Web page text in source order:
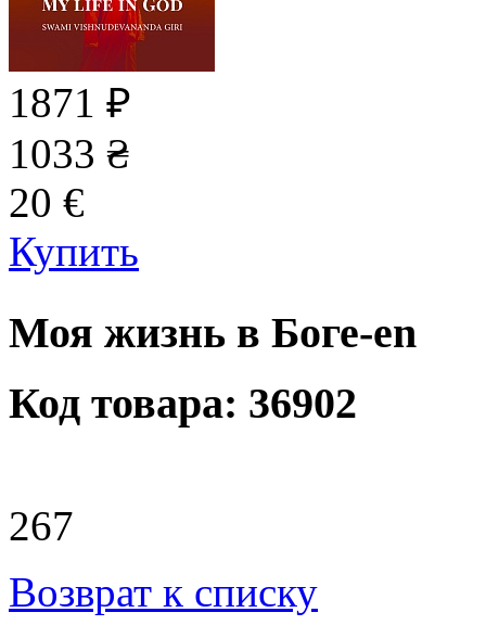
1871 ₽
1033 ₴
20 €
Купить
Моя жизнь в Боге-en
Код товара: 36902
267
Возврат к списку